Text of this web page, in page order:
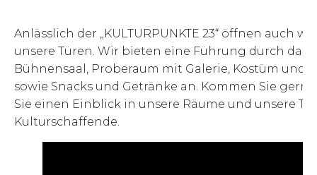
Anlässlich der „KULTURPUNKTE 23“ öffnen auch
unsere Türen. Wir bieten eine Führung durch das
Bühnensaal, Proberaum mit Galerie, Kostüm und
sowie Snacks und Getränke an. Kommen Sie
Sie einen Einblick in unsere Räume und unsere
Kulturschaffende.